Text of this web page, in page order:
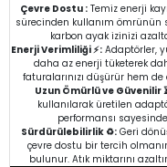
Çevre Dostu : Temiz enerji
sürecinden kullanım ömrünün
karbon ayak izinizi
Enerji Verimliliği ⚡:Adaptörler,
daha az enerji tüketerek
faturalarınızı düşürür hem
Uzun Ömürlü ve Güvenilir
kullanılarak üretilen
performansı
Sürdürülebilirlik ♻️:Geri
çevre dostu bir tercih
bulunur. Atık miktarını